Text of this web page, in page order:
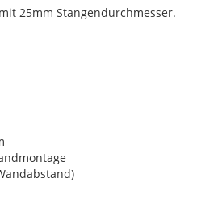
25mm Stangendurchmesser.